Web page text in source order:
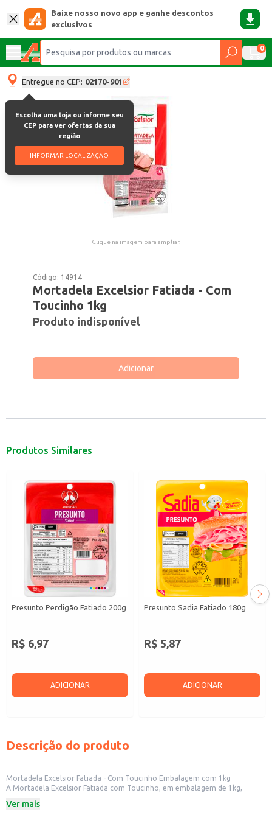
Baixe nosso novo app e ganhe descontos
exclusivos
0
Entregue no CEP: 02170-901
Escolha uma loja ou informe seu
CEP para ver ofertas da sua
região
INFORMAR LOCALIZAÇÃO
Clique na imagem para ampliar.
Código: 14914
Mortadela Excelsior Fatiada - Com
Toucinho 1kg
Produto indisponível
Adicionar
Produtos Similares
Presunto Perdigão Fatiado 200g
R$ 6,97
ADICIONAR
Presunto Sadia Fatiado 180g
R$ 5,87
ADICIONAR
Descrição do produto
Mortadela Excelsior Fatiada - Com Toucinho Embalagem com 1kg
A Mortadela Excelsior Fatiada com Toucinho, em embalagem de 1kg,
estabelecimentos comerciais como padarias, lanchonetes, restaurantes e
Ver mais